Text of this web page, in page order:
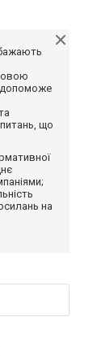
допоможе
що
на